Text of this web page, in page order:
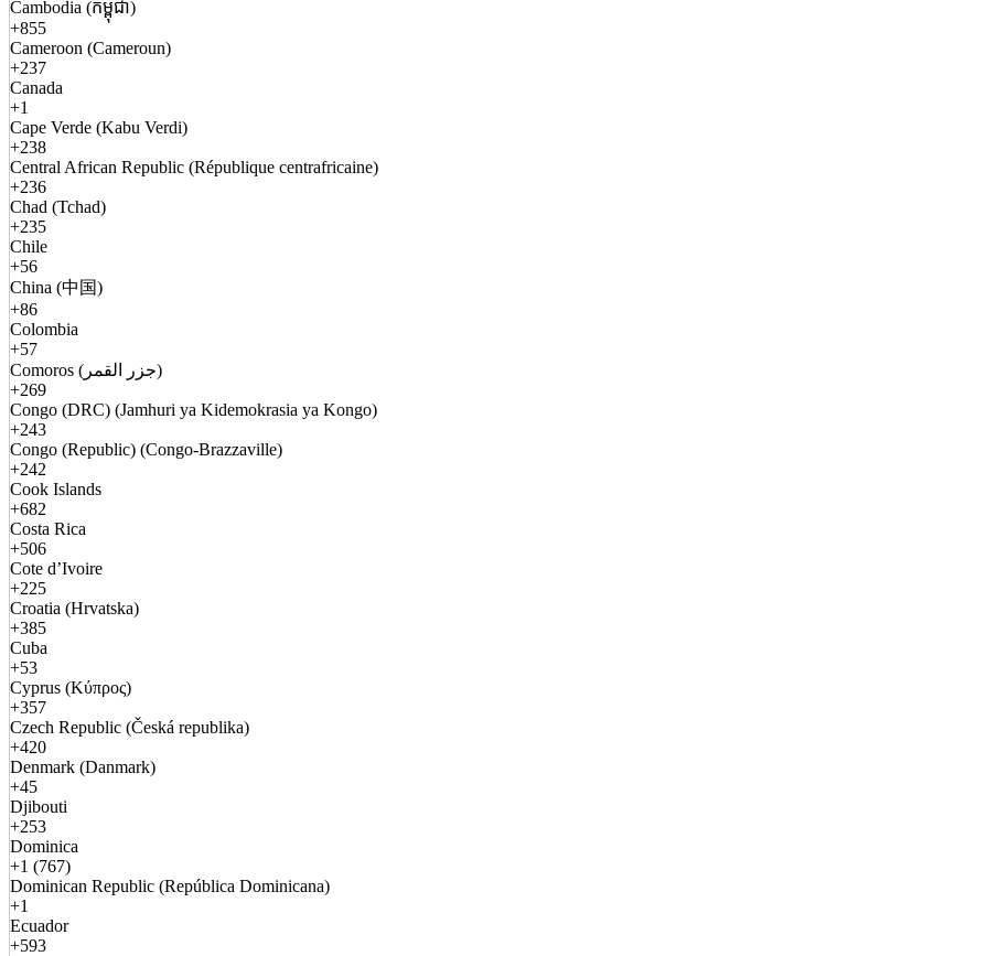
Cambodia (កម្ពុជា)
+855
Cameroon (Cameroun)
+237
Canada
+1
Cape Verde (Kabu Verdi)
+238
Central African Republic (République centrafricaine)
+236
Chad (Tchad)
+235
Chile
+56
China (中国)
+86
Colombia
+57
Comoros (جزر القمر)
+269
Congo (DRC) (Jamhuri ya Kidemokrasia ya Kongo)
+243
Congo (Republic) (Congo-Brazzaville)
+242
Cook Islands
+682
Costa Rica
+506
Cote d’Ivoire
+225
Croatia (Hrvatska)
+385
Cuba
+53
Cyprus (Κύπρος)
+357
Czech Republic (Česká republika)
+420
Denmark (Danmark)
+45
Djibouti
+253
Dominica
+1 (767)
Dominican Republic (República Dominicana)
+1
Ecuador
+593